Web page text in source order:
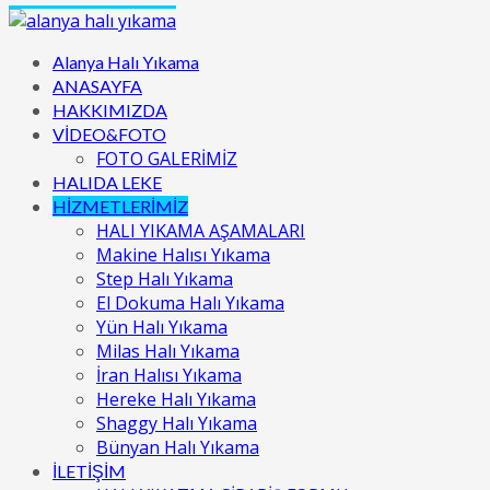
Alanya Halı Yıkama
ANASAYFA
HAKKIMIZDA
VİDEO&FOTO
FOTO GALERİMİZ
HALIDA LEKE
HİZMETLERİMİZ
HALI YIKAMA AŞAMALARI
Makine Halısı Yıkama
Step Halı Yıkama
El Dokuma Halı Yıkama
Yün Halı Yıkama
Milas Halı Yıkama
İran Halısı Yıkama
Hereke Halı Yıkama
Shaggy Halı Yıkama
Bünyan Halı Yıkama
İLETİŞİM